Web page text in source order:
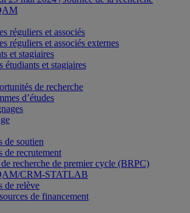
réguliers et associés
réguliers et associés externes
et stagiaires
étudiants et stagiaires
de recherche
d’études
de soutien
de recrutement
recherche de premier cycle (BRPC)
CRM-STATLAB
de relève
de financement